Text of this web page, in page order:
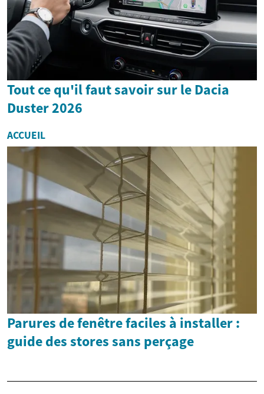
Tout ce qu'il faut savoir sur le Dacia
Duster 2026
ACCUEIL
Parures de fenêtre faciles à installer :
guide des stores sans perçage